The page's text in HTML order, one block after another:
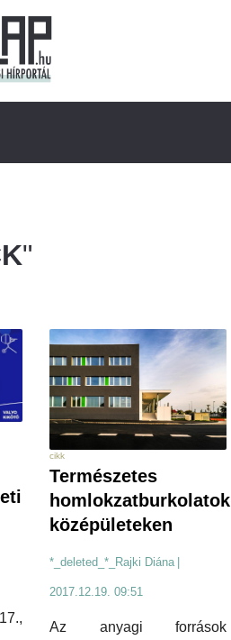
"
cikk
Természetes
homlokzatburkolatok
középületeken
*_deleted_*_Rajki Diána
2017.12.19. 09:51
Az anyagi források